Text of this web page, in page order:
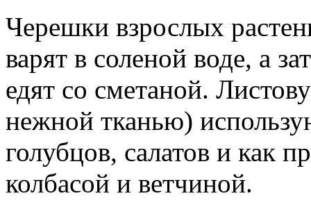
Черешки взрослых
варят в соленой воде, а
едят со сметаной.
нежной тканью)
голубцов, салатов и как
колбасой и ветчиной.